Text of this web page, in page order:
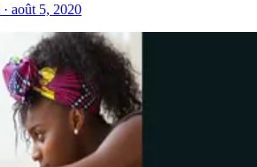
· août 5, 2020